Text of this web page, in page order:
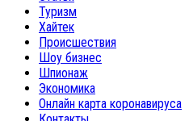
Туризм
Хайтек
Происшествия
Шоу бизнес
Шпионаж
Экономика
Онлайн карта коронавируса